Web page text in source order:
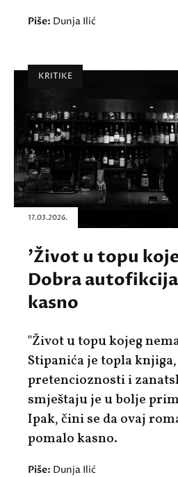
Piše: Dunja Ilić
KRITIKE
17.03.2026.
'Život u topu
Dobra
kasno
"Život u topu kojeg
Stipanića je topla
pretencioznosti i
smještaju je u bolje
Ipak, čini se da ovaj
pomalo kasno.
Piše: Dunja Ilić